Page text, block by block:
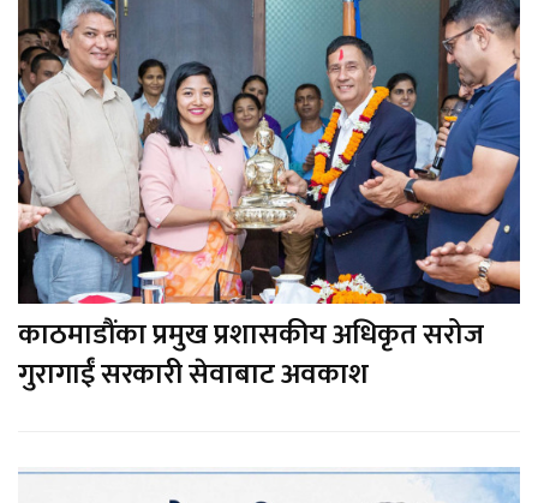
काठमाडौंका प्रमुख प्रशासकीय अधिकृत सरोज
गुरागाईं सरकारी सेवाबाट अवकाश